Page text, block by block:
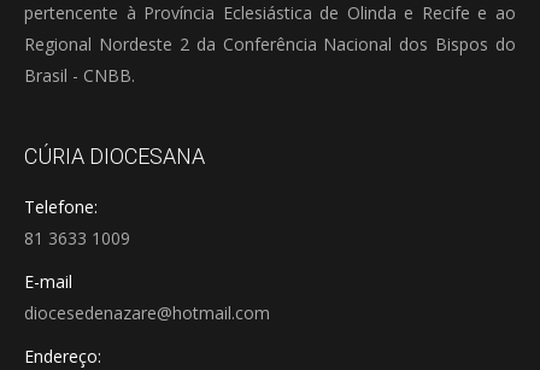
pertencente à Província Eclesiástica de Olinda e Recife e ao
Regional Nordeste 2 da Conferência Nacional dos Bispos do
Brasil - CNBB.
CÚRIA DIOCESANA
Telefone:
81 3633 1009
E-mail
diocesedenazare@hotmail.com
Endereço: